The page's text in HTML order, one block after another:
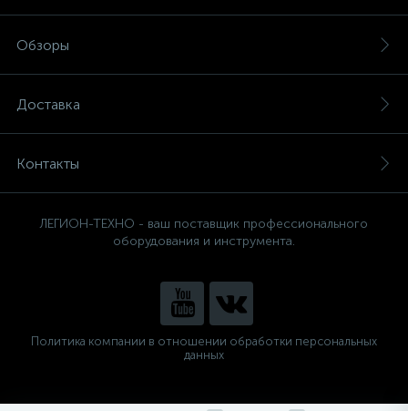
Обзоры
Доставка
Контакты
ЛЕГИОН-ТЕХНО - ваш поставщик профессионального
оборудования и инструмента.
Политика компании в отношении обработки персональных
данных